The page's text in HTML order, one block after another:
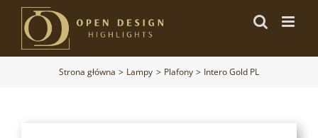
Przejdź
zawartości
Strona główna Lampy Plafony Intero Gold PL